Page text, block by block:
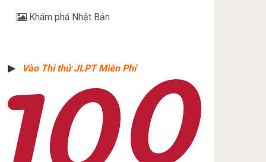
Khám phá Nhật Bản
▶︎ Vào Thi thử JLPT Miễn Phí